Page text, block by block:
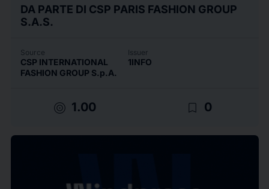
DA PARTE DI CSP PARIS FASHION GROUP
S.A.S.
Source
CSP INTERNATIONAL
FASHION GROUP S.p.A.
Issuer
1INFO
target 1.00 bookmark_border 0